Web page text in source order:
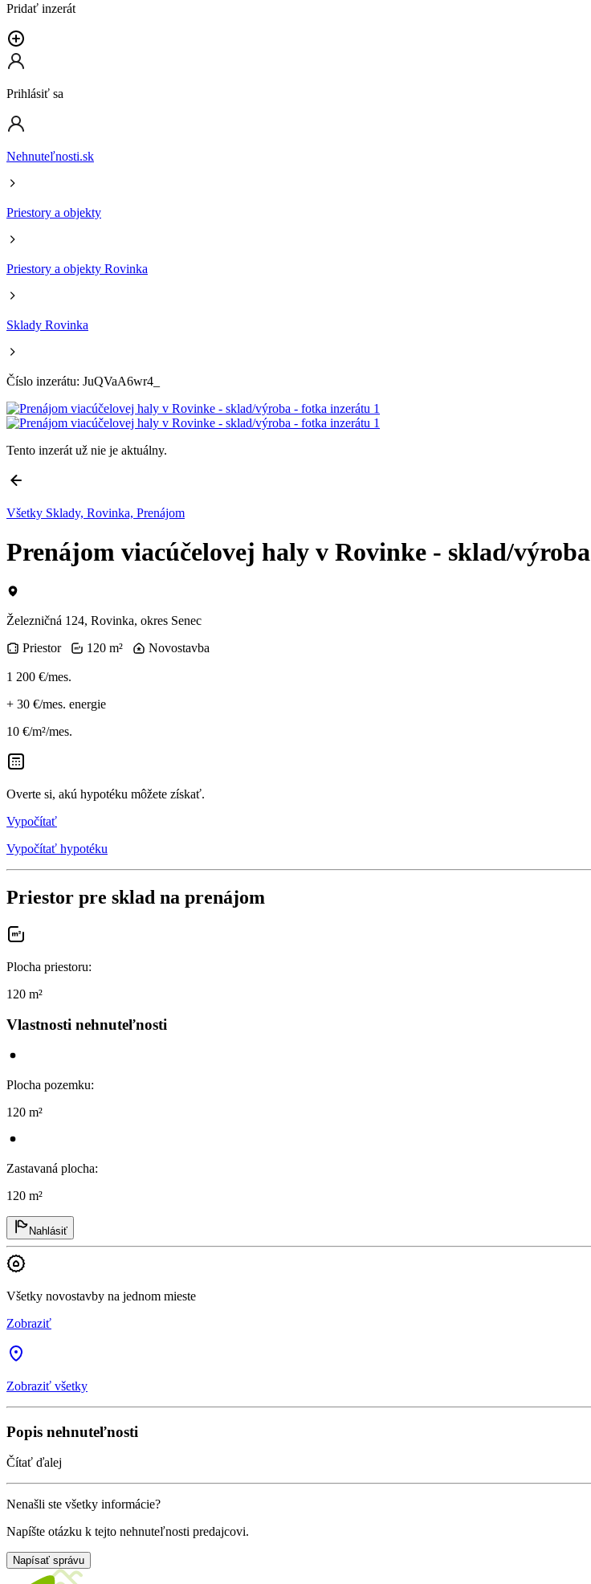
Pridať inzerát
Prihlásiť sa
Nehnuteľnosti.sk
Priestory a objekty
Priestory a objekty Rovinka
Sklady Rovinka
Číslo inzerátu: JuQVaA6wr4_
Tento inzerát už nie je aktuálny.
Všetky Sklady, Rovinka, Prenájom
Prenájom viacúčelovej haly v Rovinke - sklad/výroba
Železničná 124, Rovinka, okres Senec
Priestor
120 m² Novostavba
1 200 €/mes.
+ 30 €/mes. energie
10 €/m²/mes.
Overte si, akú hypotéku môžete získať.
Vypočítať
Vypočítať hypotéku
Priestor pre sklad na prenájom
Plocha priestoru:
120 m²
Vlastnosti nehnuteľnosti
Plocha pozemku:
120 m²
Zastavaná plocha:
120 m²
Nahlásiť
Všetky novostavby na jednom mieste
Zobraziť
Zobraziť všetky
Popis nehnuteľnosti
Čítať ďalej
Nenašli ste všetky informácie?
Napíšte otázku k tejto nehnuteľnosti predajcovi.
Napísať správu